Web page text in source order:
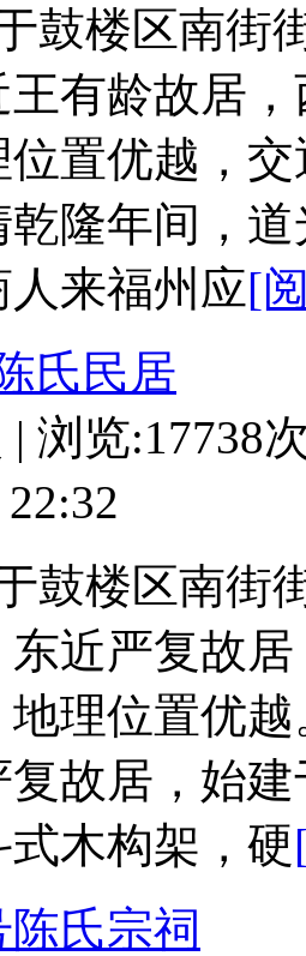
鼓楼区南街
王有龄故居
位置优越，
乾隆年间，
来福州应[
氏民居
浏览:17738
鼓楼区南街
近严复故
理位置优
复故居，始
木构架，硬
氏宗祠